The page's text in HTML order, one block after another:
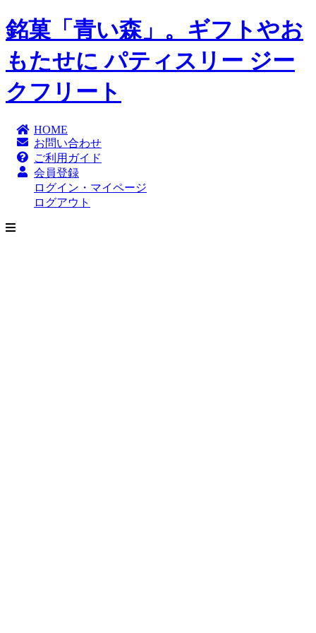
銘菓「青い森」。ギフトやお
もたせに パティスリー ジー
クフリート
HOME
お問い合わせ
ご利用ガイド
会員登録
ログイン・マイページ
ログアウト